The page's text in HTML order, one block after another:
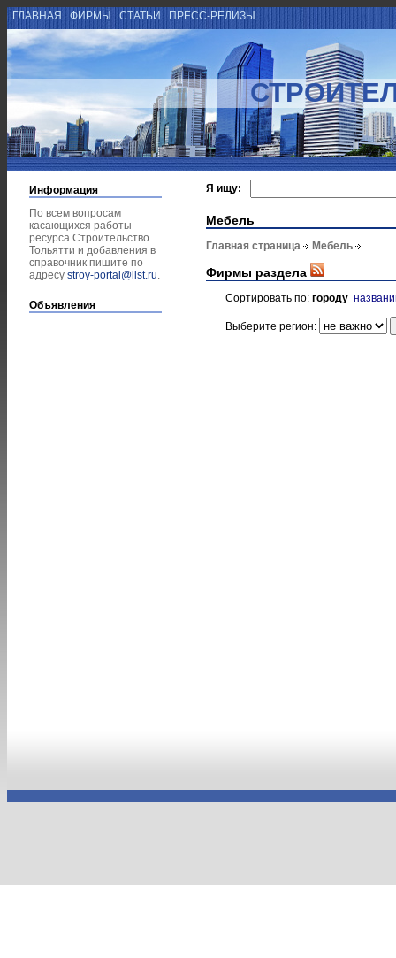
ГЛАВНАЯ ФИРМЫ СТАТЬИ ПРЕСС-РЕЛИЗЫ
Информация
По всем вопросам
касающихся работы
ресурса Строительство
Тольятти и добавления в
справочник пишите по
адресу stroy-portal@list.ru.
Объявления
Я ищу:
Мебель
Главная страница Мебель
Фирмы раздела
Сортировать по: городу
Выберите регион: